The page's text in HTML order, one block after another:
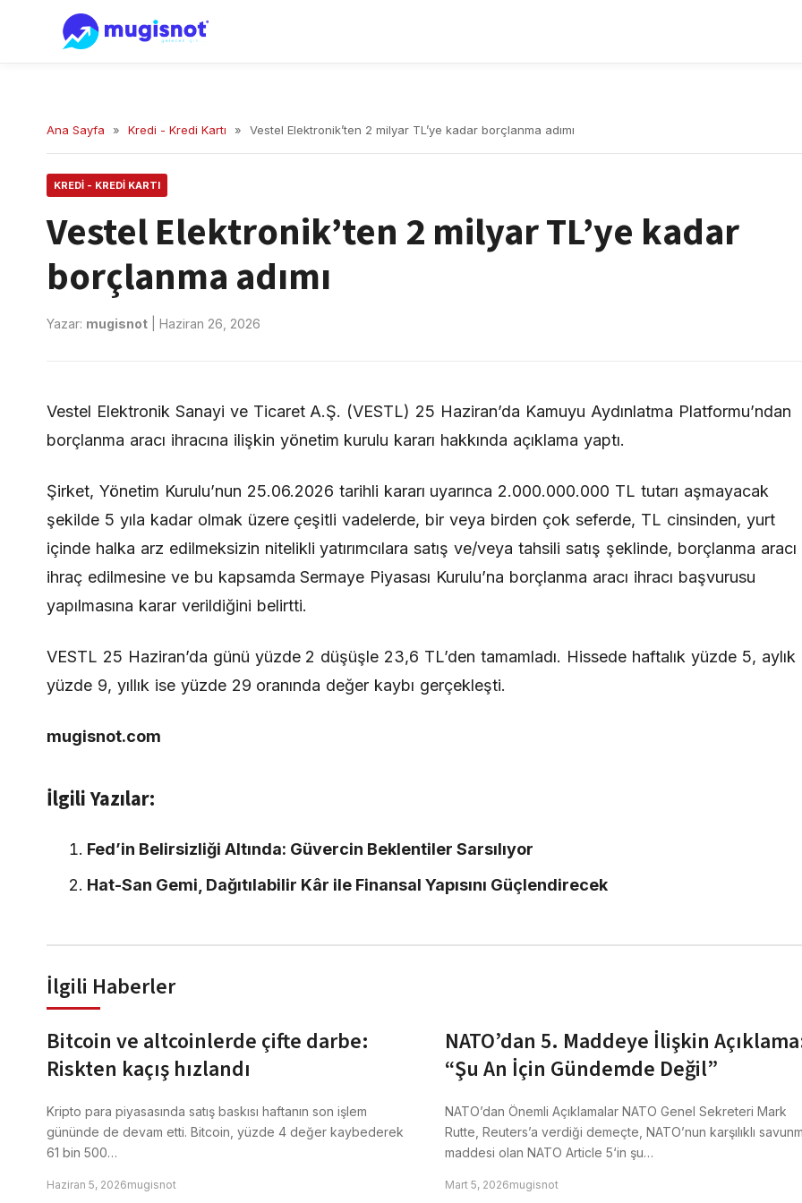
Ana Sayfa » Kredi - Kredi Kartı » Vestel Elektronik’ten 2 milyar TL’ye kadar borçlanma adımı
KREDI - KREDI KARTI
Vestel Elektronik’ten 2 milyar TL’ye kadar
borçlanma adımı
Yazar: mugisnot Haziran 26, 2026
Vestel Elektronik Sanayi ve Ticaret A.Ş. (VESTL) 25 Haziran’da Kamuyu Aydınlatma Platformu’ndan
borçlanma aracı ihracına ilişkin yönetim kurulu kararı hakkında açıklama yaptı.
Şirket, Yönetim Kurulu’nun 25.06.2026 tarihli kararı uyarınca 2.000.000.000 TL tutarı aşmayacak
şekilde 5 yıla kadar olmak üzere çeşitli vadelerde, bir veya birden çok seferde, TL cinsinden, yurt
içinde halka arz edilmeksizin nitelikli yatırımcılara satış ve/veya tahsili satış şeklinde, borçlanma aracı
ihraç edilmesine ve bu kapsamda Sermaye Piyasası Kurulu’na borçlanma aracı ihracı başvurusu
yapılmasına karar verildiğini belirtti.
VESTL 25 Haziran’da günü yüzde 2 düşüşle 23,6 TL’den tamamladı. Hissede haftalık yüzde 5, aylık
yüzde 9, yıllık ise yüzde 29 oranında değer kaybı gerçekleşti.
mugisnot.com
İlgili Yazılar:
Fed’in Belirsizliği Altında: Güvercin Beklentiler Sarsılıyor
Hat-San Gemi, Dağıtılabilir Kâr ile Finansal Yapısını Güçlendirecek
İlgili Haberler
Bitcoin ve altcoinlerde çifte darbe:
Riskten kaçış hızlandı
Kripto para piyasasında satış baskısı haftanın son işlem
gününde de devam etti. Bitcoin, yüzde 4 değer kaybederek
61 bin 500…
Haziran 5, 2026mugisnot
NATO’dan 5. Maddeye İlişkin
“Şu An İçin Gündemde Değil”
NATO’dan Önemli Açıklamalar NATO Genel Sekreteri Mark
Rutte, Reuters’a verdiği demeçte, NATO’nun karşılıklı
maddesi olan NATO Article 5‘in şu…
Mart 5, 2026mugisnot